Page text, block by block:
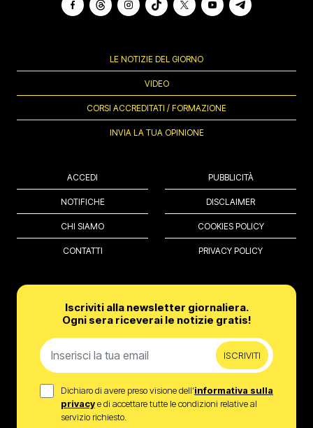
LE NOTIZIE DEL GIORNO
VIDEO
CORSI ACCREDITATI / FORMAZIONE
INVIA LA TUA OPINIONE
ACCEDI
NOTIFICHE
CHI SIAMO
CONTATTI
PUBBLICITÀ
DISCLAIMER
COOKIES POLICY
PRIVACY POLICY
Iscriviti alla newsletter giornaliera.
Ogni sera riceverai le notizie gratis!
ISCRIVITI
Dichiaro di avere preso visione dell’informativa sulla
privacye di accettare tutte le condizioni relative al
servizio richiesto.